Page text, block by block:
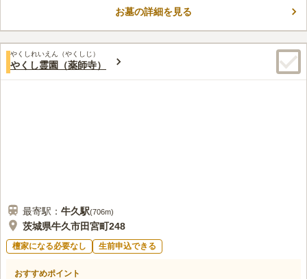
お墓の詳細を見る
やくしれいえん（やくしじ）
やくし霊園（薬師寺）
最寄駅： 牛久駅(706m)
茨城県牛久市田宮町248
檀家になる必要なし 生前申込できる
おすすめポイント